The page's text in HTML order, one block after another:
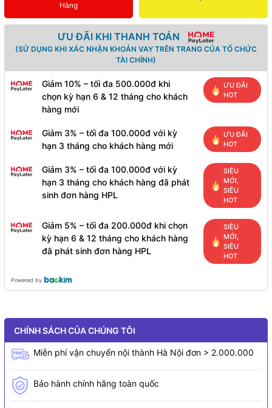
Hàng
ƯU ĐÃI KHI THANH TOÁN
(SỬ DỤNG KHI XÁC NHẬN KHOẢN VAY TRÊN TRANG CỦA TỔ CHỨC
TÀI CHÍNH)
Giảm 10% – tối đa 500.000đ khi
chọn kỳ hạn 6 & 12 tháng cho khách
hàng mới
ƯU ĐÃI
HOT
Giảm 3% – tối đa 100.000đ với kỳ
hạn 3 tháng cho khách hàng mới
ƯU ĐÃI
HOT
Giảm 3% – tối đa 100.000đ với kỳ
hạn 3 tháng cho khách hàng đã phát
sinh đơn hàng HPL
SIÊU
MỚI,
SIÊU
HOT
Giảm 5% – tối đa 200.000đ khi chọn
kỳ hạn 6 & 12 tháng cho khách hàng
đã phát sinh đơn hàng HPL
SIÊU
MỚI,
SIÊU
HOT
Powered by
CHÍNH SÁCH CỦA CHÚNG TÔI
Miễn phí vận chuyển nội thành Hà Nội đơn > 2.000.000
Bảo hành chính hãng toàn quốc